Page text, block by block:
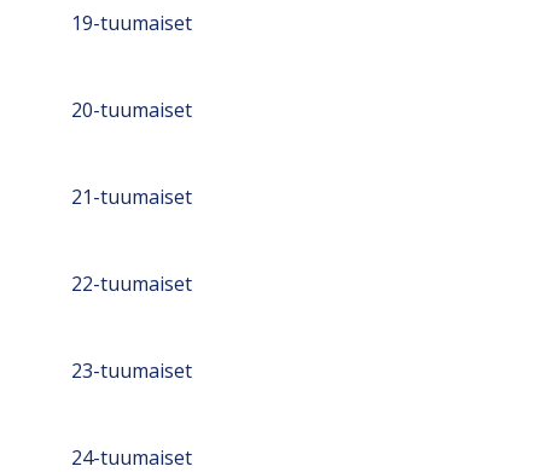
19-tuumaiset
20-tuumaiset
21-tuumaiset
22-tuumaiset
23-tuumaiset
24-tuumaiset